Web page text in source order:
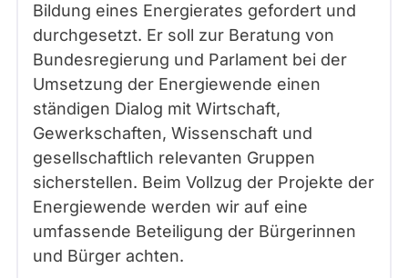
Bildung eines Energierates gefordert und
durchgesetzt. Er soll zur Beratung von
Bundesregierung und Parlament bei der
Umsetzung der Energiewende einen
ständigen Dialog mit Wirtschaft,
Gewerkschaften, Wissenschaft und
gesellschaftlich relevanten Gruppen
sicherstellen. Beim Vollzug der Projekte der
Energiewende werden wir auf eine
umfassende Beteiligung der Bürgerinnen
und Bürger achten.